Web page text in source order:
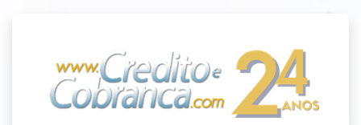
Acesso a